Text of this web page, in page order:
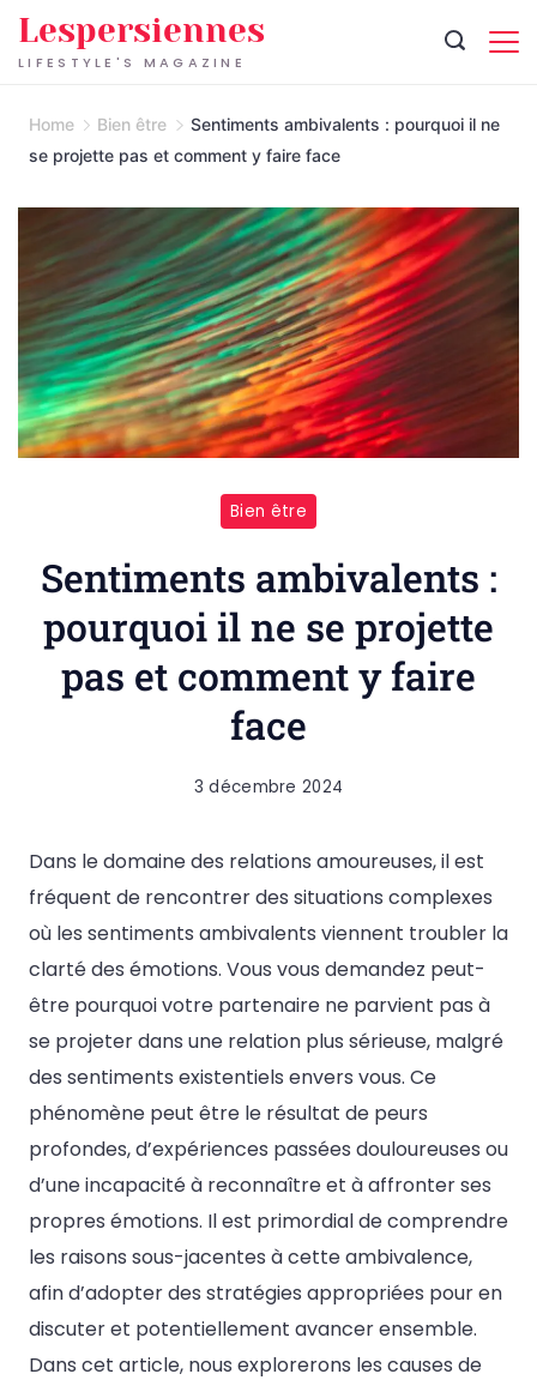
Skip
toLIFESTYLE'S MAGAZINE
Lespersiennes
Home Bien être
Sentiments ambivalents : pourquoi il ne
se projette pas et comment y faire face
Bien être
Sentiments ambivalents :
pourquoi il ne se projette
pas et comment y faire
face
3 décembre 2024
Dans le domaine des relations amoureuses, il est
fréquent de rencontrer des situations complexes
où les sentiments ambivalents viennent troubler la
clarté des émotions. Vous vous demandez peut-
être pourquoi votre partenaire ne parvient pas à
se projeter dans une relation plus sérieuse, malgré
des sentiments existentiels envers vous. Ce
phénomène peut être le résultat de peurs
profondes, d’expériences passées douloureuses ou
d’une incapacité à reconnaître et à affronter ses
propres émotions. Il est primordial de comprendre
les raisons sous-jacentes à cette ambivalence,
afin d’adopter des stratégies appropriées pour en
discuter et potentiellement avancer ensemble.
Dans cet article, nous explorerons les causes de